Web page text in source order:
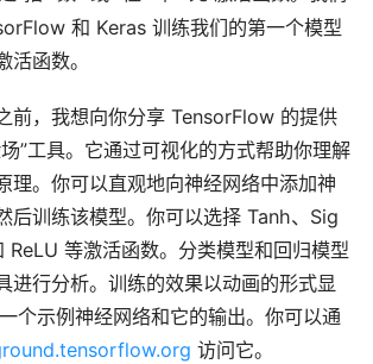
和 Keras 训练我们的第一个模型
活函数。
前，我想向你分享 TensorFlow 的提供
”工具。它通过可视化的方式帮助你理解
理。你可以直观地向神经网络中添加神
后训练该模型。你可以选择 Tanh、Sig
等激活函数。分类模型和回归模型
进行分析。训练的效果以动画的形式显
个示例神经网络和它的输出。你可以通
访问它。